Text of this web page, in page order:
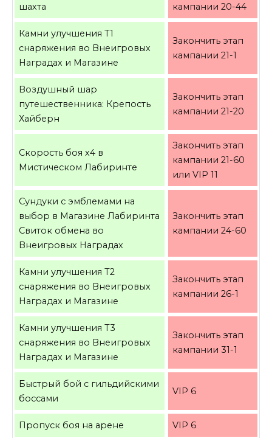
шахта
кампании 20-44
Камни улучшения Т1
снаряжения во Внеигровых
Наградах и Магазине
Закончить этап
кампании 21-1
Воздушный шар
путешественника: Крепость
Хайберн
Закончить этап
кампании 21-20
Скорость боя х4 в
Мистическом Лабиринте
Закончить этап
кампании 21-60
или VIP 11
Сундуки с эмблемами на
выбор в Магазине Лабиринта
Cвиток обмена во
Внеигровых Наградах
Закончить этап
кампании 24-60
Камни улучшения Т2
снаряжения во Внеигровых
Наградах и Магазине
Закончить этап
кампании 26-1
Камни улучшения Т3
снаряжения во Внеигровых
Наградах и Магазине
Закончить этап
кампании 31-1
Быстрый бой с гильдийскими
боссами
VIP 6
Пропуск боя на арене VIP 6